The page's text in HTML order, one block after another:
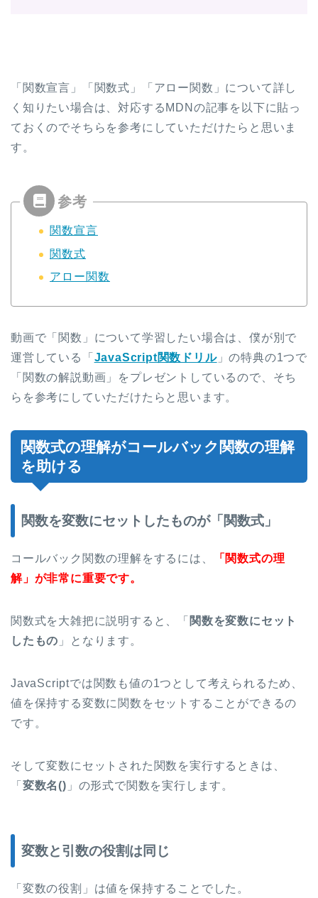
「関数宣言」「関数式」「アロー関数」について詳し
く知りたい場合は、対応するMDNの記事を以下に貼っ
ておくのでそちらを参考にしていただけたらと思いま
す。
関数宣言
関数式
アロー関数
動画で「関数」について学習したい場合は、僕が別で
運営している「 JavaScript関数ドリル」の特典の1つで
「関数の解説動画」をプレゼントしているので、そち
らを参考にしていただけたらと思います。
関数式の理解がコールバック関数の理解
を助ける
関数を変数にセットしたものが「関数式」
コールバック関数の理解をするには、
「関数式の理
解」が非常に重要です。
関数式を大雑把に説明すると、「 関数を変数にセット
したもの 」となります。
JavaScriptでは関数も値の1つとして考えられるため、
値を保持する変数に関数をセットすることができるの
です。
そして変数にセットされた関数を実行するときは、
「 変数名() 」の形式で関数を実行します。
変数と引数の役割は同じ
「変数の役割」は値を保持することでした。